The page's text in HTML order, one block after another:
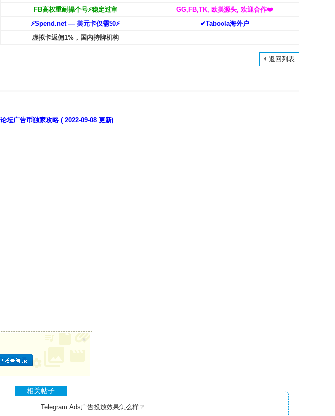
FB高权重耐操个号⚡️稳定过审 GG,FB,TK, 欧美源头, 欢迎合作❤️
⚡️Spend.net — 美元卡仅需$0⚡️
✔Taboola海外户
虚拟卡返佣1%，国内持牌机构
返回列表
论坛广告币独家攻略 ( 2022-09-08 更新)
×
相关帖子
Telegram Ads广告投放效果怎么样？